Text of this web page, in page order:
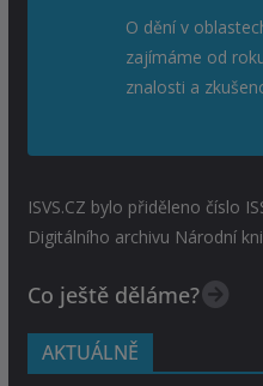
O dění v
zajímáme od
znalosti a
ISVS.CZ bylo přiděleno číslo
Digitálního archivu Národní
Co ještě děláme?
AKTUÁLNĚ